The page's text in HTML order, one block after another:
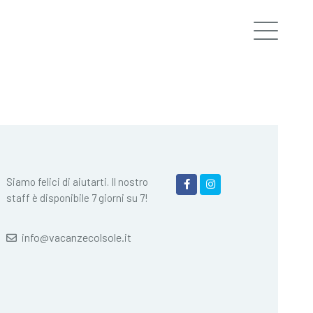
Siamo felici di aiutarti. Il nostro
staff è disponibile 7 giorni su 7!
info@vacanzecolsole.it